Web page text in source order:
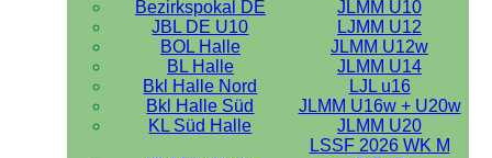
Bezirkspokal DE
JLMM U10
JBL DE U10
LJMM U12
BOL Halle
JLMM U12w
BL Halle
JLMM U14
Bkl Halle Nord
LJL u16
Bkl Halle Süd
JLMM U16w + U20w
KL Süd Halle
JLMM U20
LSSF 2026 WK M